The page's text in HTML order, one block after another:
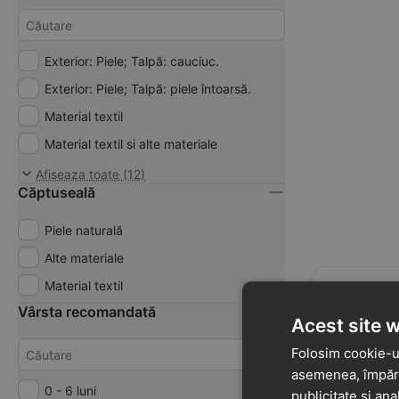
naturala si
Iupidoo, Bej
Cod:
Exterior: Piele; Talpă: cauciuc.
Exterior: Piele; Talpă: piele întoarsă.
Material textil
Material textil si alte materiale
Piele ecologică
Piele ecologica si material textil
Piele întoarsă;
Piele naturală
Piele naturala si alte materiale
Piele naturală și material textil
Piele naturală și piele întoarsă
Afiseaza toate (12)
Căptuseală
Piele naturală
Alte materiale
Material textil
Vârsta recomandată
0 - 6 luni
Acest site
Folosim cookie-
asemenea,